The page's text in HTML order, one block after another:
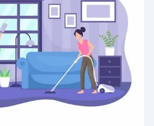
تنظيف
مجالس